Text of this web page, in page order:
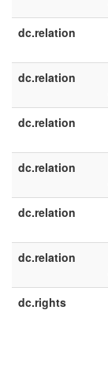
dc.relation
dc.relation
dc.relation
dc.relation
dc.relation
dc.relation
dc.rights